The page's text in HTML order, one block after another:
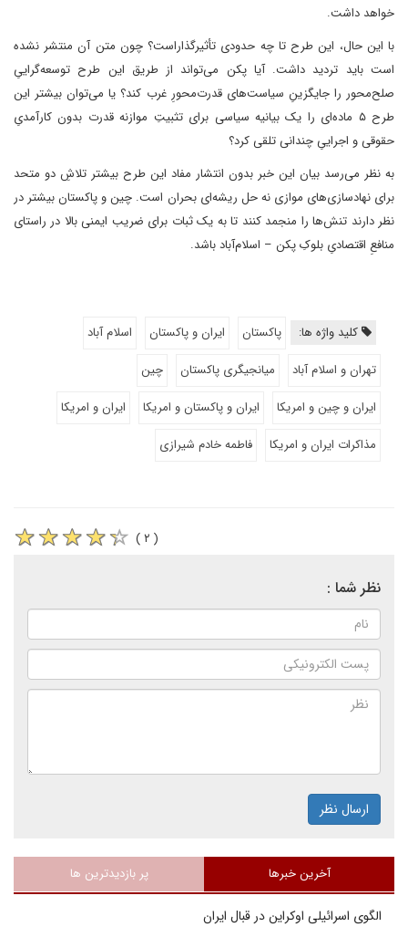
خواهد داشت.
با این حال، این طرح تا چه حدودی تأثیرگذاراست؟ چون متن آن منتشر نشده
است باید تردید داشت. آیا پکن می‌تواند از طریق این طرح توسعه‌گراییِ
صلح‌محور را جایگزینِ سیاست‌های قدرت‌محورِ غرب کند؟ یا می‌توان بیشتر این
طرح ۵ ماده‌ای را یک بیانیه سیاسی برای تثبیتِ موازنه قدرت بدون کارآمدیِ
حقوقی و اجراییِ چندانی تلقی کرد؟
به نظر می‌رسد بیان این خبر بدون انتشار مفاد این طرح بیشتر تلاشِ دو متحد
برای نهادسازی‌های موازی نه حل ریشه‌ای بحران است. چین و پاکستان بیشتر در
نظر دارند تنش‌ها را منجمد کنند تا به یک ثبات برای ضریب ایمنی بالا در راستای
منافعِ اقتصادیِ بلوکِ پکن – اسلام‌آباد باشد.
کلید واژه ها: پاکستان ایران و پاکستان
اسلام آباد
تهران و اسلام آباد
میانجیگری پاکستان
چین
ایران و چین و امریکا
ایران و پاکستان و امریکا
ایران و امریکا
مذاکرات ایران و امریکا
فاطمه خادم شیرازی
( ۲ )
نظر شما :
ارسال نظر
آخرین خبرها پر بازدیدترین ها
الگوی اسرائیلی اوکراین در قبال ایران